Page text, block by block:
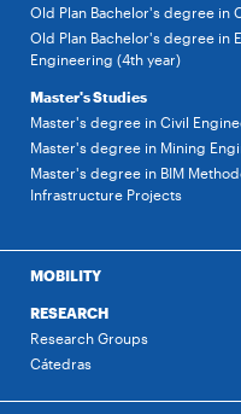
Old Plan Bachelor's degree in
Old Plan Bachelor's degree in
Engineering (4th year)
Master's Studies
Master's degree in Civil
Master's degree in Mining
Master's degree in BIM
Infrastructure Projects
MOBILITY
RESEARCH
Research Groups
Cátedras